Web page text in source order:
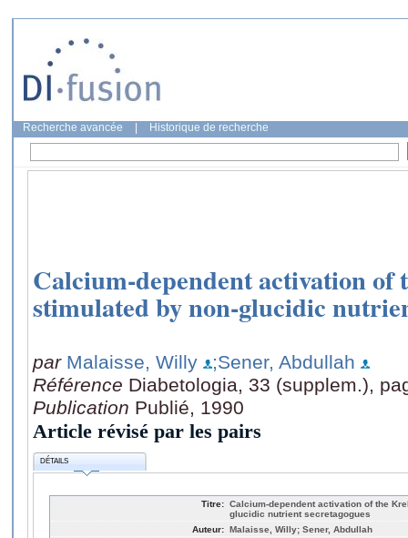
Recherche avancée Historique de recherche
Calcium-dependent activation of
stimulated by non-glucidic
par Malaisse, Willy
;Sener, Abdullah
Référence Diabetologia, 33 (supplem.),
Publication Publié, 1990
Article révisé par les pairs
DÉTAILS
Titre: Calcium-dependent activation of the
glucidic nutrient secretagogues
Auteur: Malaisse, Willy; Sener, Abdullah